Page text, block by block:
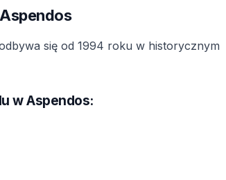
się od 1994 roku w historycznym
w Aspendos: